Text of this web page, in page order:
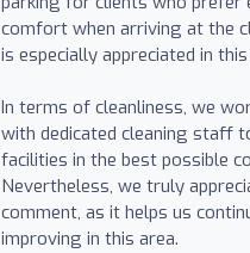
comfort when arriving at the
is especially appreciated in this
In terms of cleanliness, we
with dedicated cleaning staff
facilities in the best possible
Nevertheless, we truly
comment, as it helps us
improving in this area.